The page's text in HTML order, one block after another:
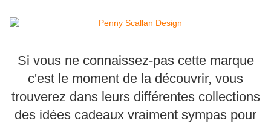
Si vous ne connaissez-pas cette marque
c'est le moment de la découvrir, vous
trouverez dans leurs différentes collections
des idées cadeaux vraiment sympas pour